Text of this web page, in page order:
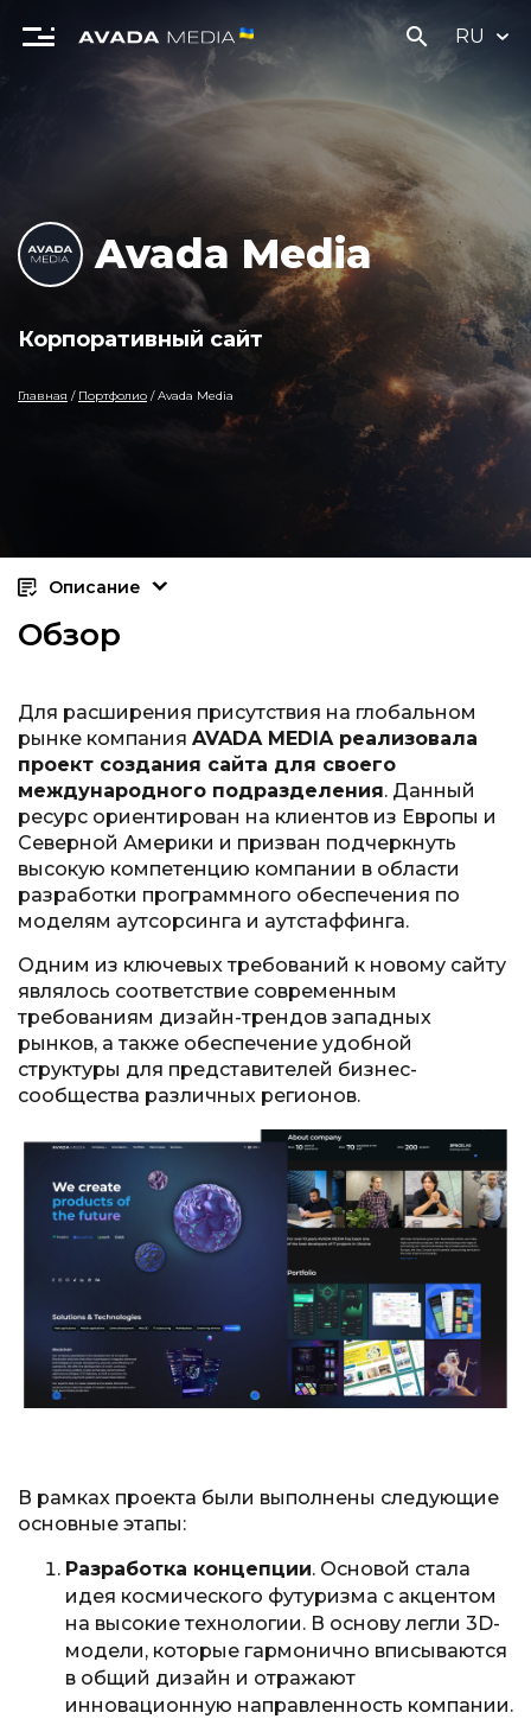
search RU
Avada Media
Корпоративный сайт
Главная / Портфолио /Avada Media
Описание
Обзор
Для расширения присутствия на глобальном
рынке компания AVADA MEDIA реализовала
проект создания сайта для своего
международного подразделения. Данный
ресурс ориентирован на клиентов из Европы и
Северной Америки и призван подчеркнуть
высокую компетенцию компании в области
разработки программного обеспечения по
моделям аутсорсинга и аутстаффинга.
Одним из ключевых требований к новому сайту
являлось соответствие современным
требованиям дизайн-трендов западных
рынков, а также обеспечение удобной
структуры для представителей бизнес-
сообщества различных регионов.
В рамках проекта были выполнены следующие
основные этапы:
Разработка концепции. Основой стала
идея космического футуризма с акцентом
на высокие технологии. В основу легли 3D-
модели, которые гармонично вписываются
в общий дизайн и отражают
инновационную направленность компании.